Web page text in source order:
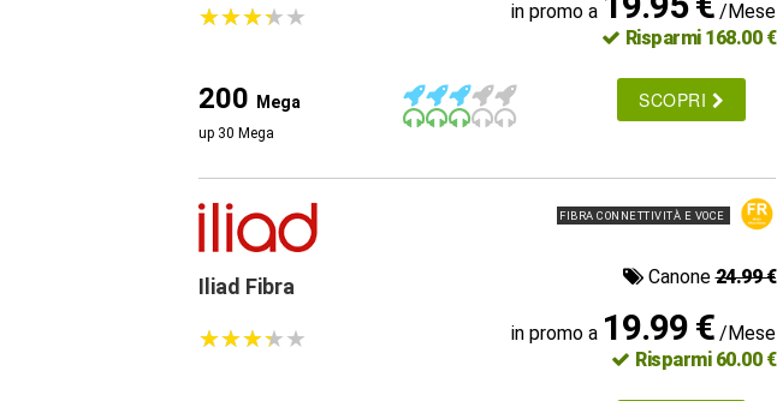
★★★★★
★★★★★ in promo a
/Mese
Risparmi 168.00 €
200 Mega
up 30 Mega
SCOPRI
FIBRA CONNETTIVITÀ E VOCE
Iliad Fibra Canone24.99 €
★★★★★
★★★★★ in promo a 19.99 € /Mese
Risparmi 60.00 €